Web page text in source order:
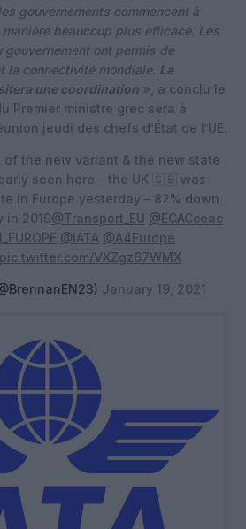
gouvernements commencent à
beaucoup plus efficace. Les
ont permis de
la connectivité mondiale. La
une coordination », a conclu le
Premier ministre grec sera à
jeudi des chefs d’État de l’UE.
of the new variant & the new state
seen here – the UK 🇬🇧 was
in Europe yesterday – 82% down
in 2019@Transport_EU @ECACceac
@IATA @A4Europe
pic.twitter.com/VXZgz67WMX
January 19, 2021